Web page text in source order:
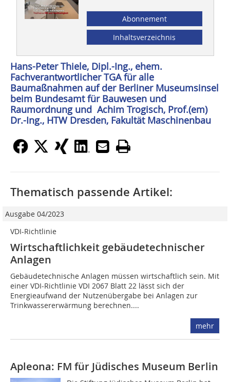
Abonnement
Inhaltsverzeichnis
Hans-Peter Thiele, Dipl.-Ing., ehem.
Fachverantwortlicher TGA für alle
Baumaßnahmen auf der Berliner Museumsinsel
beim Bundesamt für Bauwesen und
Raumordnung und Achim Trogisch, Prof.(em)
Dr.-Ing., HTW Dresden, Fakultät Maschinenbau
Thematisch passende Artikel:
Ausgabe 04/2023
VDI-Richtlinie
Wirtschaftlichkeit gebäudetechnischer
Anlagen
Gebäudetechnische Anlagen müssen wirtschaftlich sein. Mit
einer VDI-Richtlinie VDI 2067 Blatt 22 lässt sich der
Energieaufwand der Nutzenübergabe bei Anlagen zur
Trinkwassererwärmung berechnen....
mehr
Apleona: FM für Jüdisches Museum Berlin